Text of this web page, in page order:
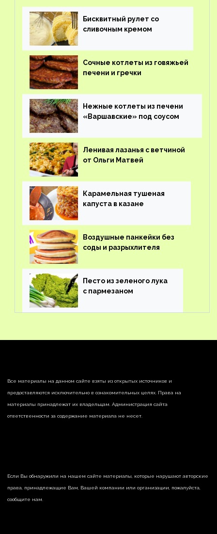
Бисквитный рулет со
сливочным кремом
Сочные котлеты из говяжьей
печени и гречки
Нежные котлеты из печени
«Варшавские» под соусом
Ленивая лазанья с ветчиной
от Ольги Матвей
Карамельная тушеная
капуста в казане
Воздушные панкейки без
соды и разрыхлителя
Песто из зеленого лука
с пармезаном
Все материалы на данном сайте взяты из открытых источников и
предоставляются исключительно в ознакомительных целях. Права на
материалы принадлежат их владельцам. Администрация сайта
ответственности за содержание материала не несет.
Если Вы обнаружили на нашем сайте материалы, которые нарушают авторские
права, принадлежащие Вам, Вашей компании или организации, пожалуйста,
сообщите нам.